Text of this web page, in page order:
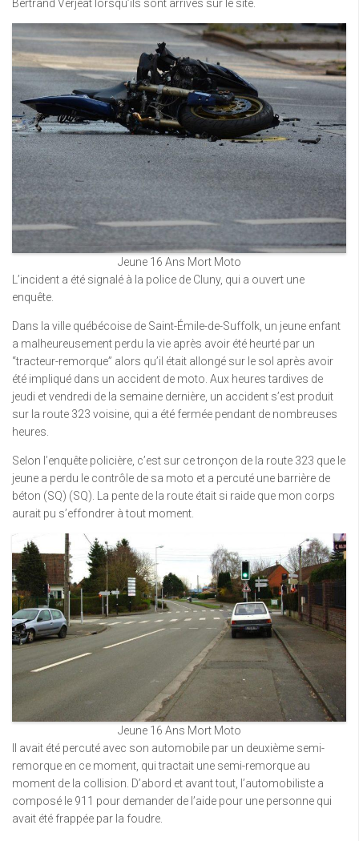
Bertrand Verjeat lorsqu’ils sont arrivés sur le site.
Jeune 16 Ans Mort Moto
L’incident a été signalé à la police de Cluny, qui a ouvert une
enquête.
Dans la ville québécoise de Saint-Émile-de-Suffolk, un jeune enfant
a malheureusement perdu la vie après avoir été heurté par un
“tracteur-remorque” alors qu’il était allongé sur le sol après avoir
été impliqué dans un accident de moto. Aux heures tardives de
jeudi et vendredi de la semaine dernière, un accident s’est produit
sur la route 323 voisine, qui a été fermée pendant de nombreuses
heures.
Selon l’enquête policière, c’est sur ce tronçon de la route 323 que le
jeune a perdu le contrôle de sa moto et a percuté une barrière de
béton (SQ) (SQ). La pente de la route était si raide que mon corps
aurait pu s’effondrer à tout moment.
Jeune 16 Ans Mort Moto
Il avait été percuté avec son automobile par un deuxième semi-
remorque en ce moment, qui tractait une semi-remorque au
moment de la collision. D’abord et avant tout, l’automobiliste a
composé le 911 pour demander de l’aide pour une personne qui
avait été frappée par la foudre.